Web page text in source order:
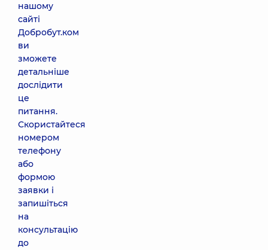
нашому
сайті
Добробут.ком
ви
зможете
детальніше
дослідити
це
питання.
Скористайтеся
номером
телефону
або
формою
заявки і
запишіться
на
консультацію
до